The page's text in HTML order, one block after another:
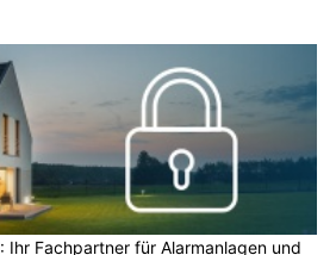
Ihr Fachpartner für Alarmanlagen und